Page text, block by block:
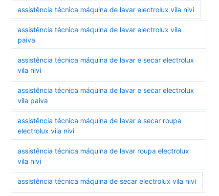
assistência técnica máquina de lavar electrolux vila nivi
assistência técnica máquina de lavar electrolux vila
paiva
assistência técnica máquina de lavar e secar electrolux
vila nivi
assistência técnica máquina de lavar e secar electrolux
vila paiva
assistência técnica máquina de lavar e secar roupa
electrolux vila nivi
assistência técnica máquina de lavar roupa electrolux
vila nivi
assistência técnica máquina de secar electrolux vila nivi